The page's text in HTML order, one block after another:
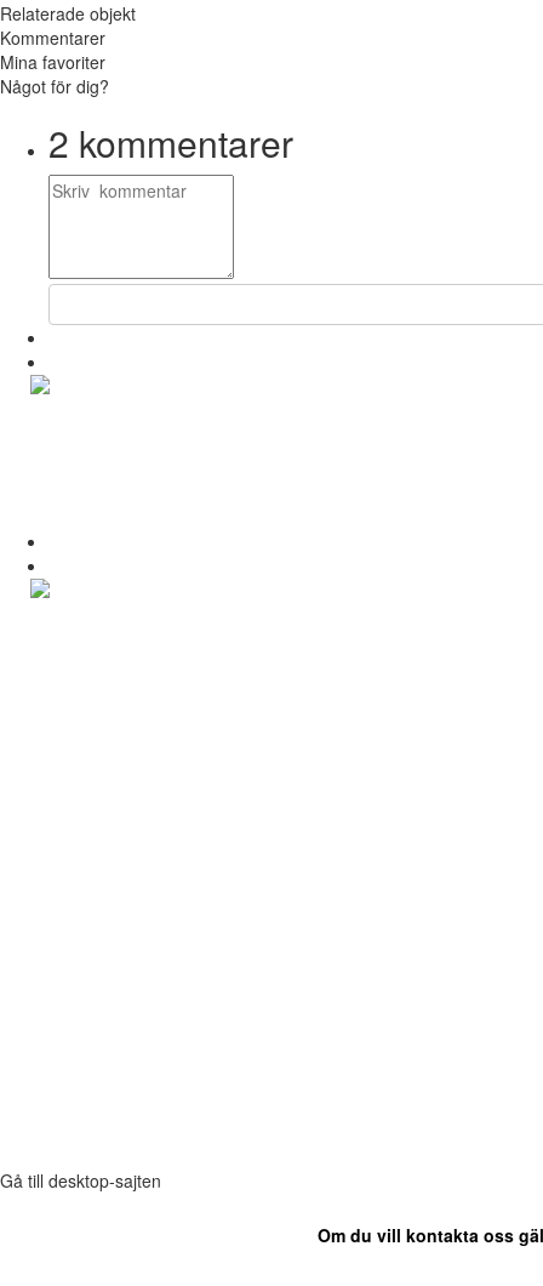
Relaterade objekt
Kommentarer
Mina favoriter
Något för dig?
2 kommentarer
Gå till desktop-sajten
Om du vill kontakta oss